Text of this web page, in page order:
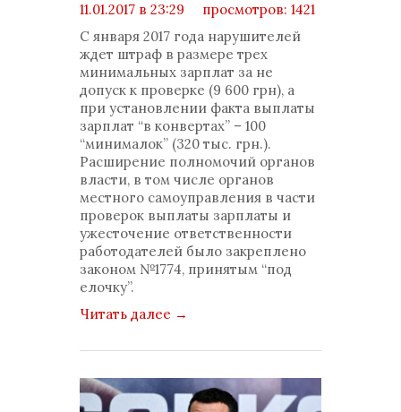
11.01.2017 в 23:29
просмотров: 1421
комментариев: 0
С января 2017 года нарушителей
ждет штраф в размере трех
минимальных зарплат за не
допуск к проверке (9 600 грн), а
при установлении факта выплаты
зарплат “в конвертах” – 100
“минималок” (320 тыс. грн.).
Расширение полномочий органов
власти, в том числе органов
местного самоуправления в части
проверок выплаты зарплаты и
ужесточение ответственности
работодателей было закреплено
законом №1774, принятым “под
елочку”.
Читать далее →